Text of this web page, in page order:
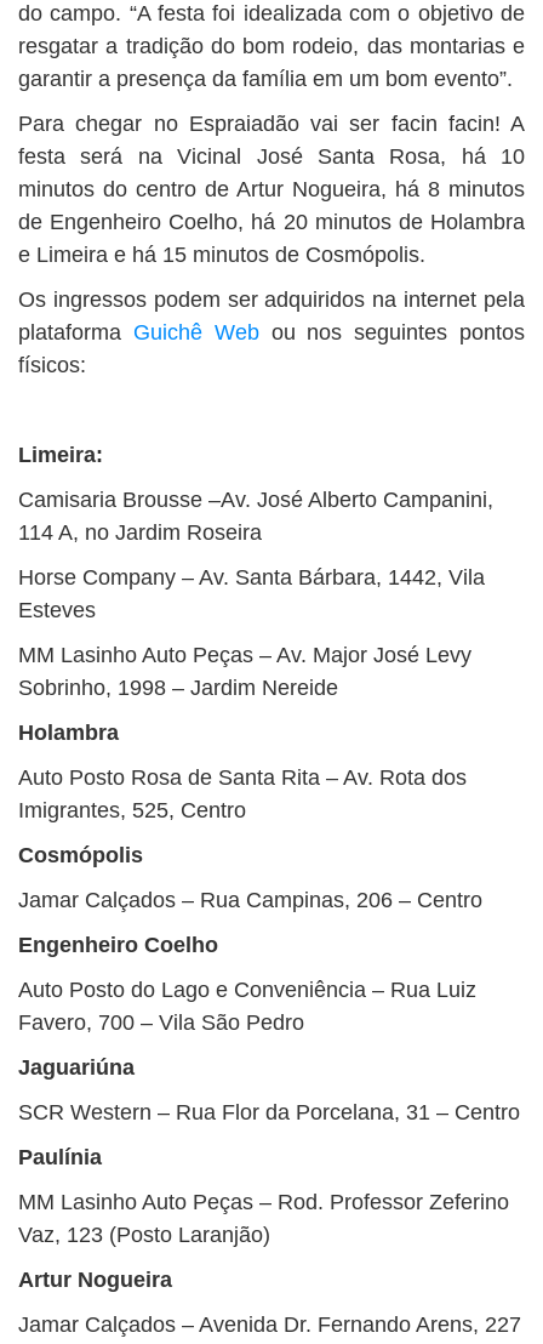
do campo. “A festa foi idealizada com o objetivo de
resgatar a tradição do bom rodeio, das montarias e
garantir a presença da família em um bom evento”.
Para chegar no Espraiadão vai ser facin facin! A
festa será na Vicinal José Santa Rosa, há 10
minutos do centro de Artur Nogueira, há 8 minutos
de Engenheiro Coelho, há 20 minutos de Holambra
e Limeira e há 15 minutos de Cosmópolis.
Os ingressos podem ser adquiridos na internet pela
plataforma Guichê Webou nos seguintes pontos
físicos:
Limeira:
Camisaria Brousse –Av. José Alberto Campanini,
114 A, no Jardim Roseira
Horse Company – Av. Santa Bárbara, 1442, Vila
Esteves
MM Lasinho Auto Peças – Av. Major José Levy
Sobrinho, 1998 – Jardim Nereide
Holambra
Auto Posto Rosa de Santa Rita – Av. Rota dos
Imigrantes, 525, Centro
Cosmópolis
Jamar Calçados – Rua Campinas, 206 – Centro
Engenheiro Coelho
Auto Posto do Lago e Conveniência – Rua Luiz
Favero, 700 – Vila São Pedro
Jaguariúna
SCR Western – Rua Flor da Porcelana, 31 – Centro
Paulínia
MM Lasinho Auto Peças – Rod. Professor Zeferino
Vaz, 123 (Posto Laranjão)
Artur Nogueira
Jamar Calçados – Avenida Dr. Fernando Arens, 227